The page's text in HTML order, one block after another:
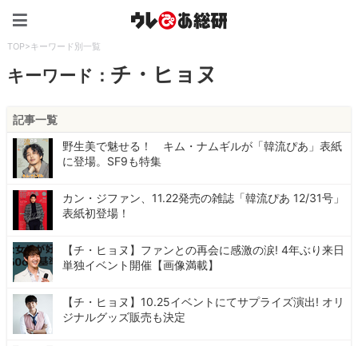
TOP>キーワード別一覧
キーワード： チ・ヒョヌ
記事一覧
野生美で魅せる！ キム・ナムギルが「韓流ぴあ」表紙
に登場。SF9も特集
カン・ジファン、11.22発売の雑誌「韓流ぴあ 12/31号」
表紙初登場！
【チ・ヒョヌ】ファンとの再会に感激の涙! 4年ぶり来日
単独イベント開催【画像満載】
【チ・ヒョヌ】10.25イベントにてサプライズ演出! オリ
ジナルグッズ販売も決定